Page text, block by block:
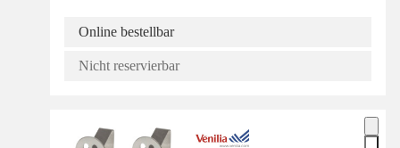
Online bestellbar
Nicht reservierbar